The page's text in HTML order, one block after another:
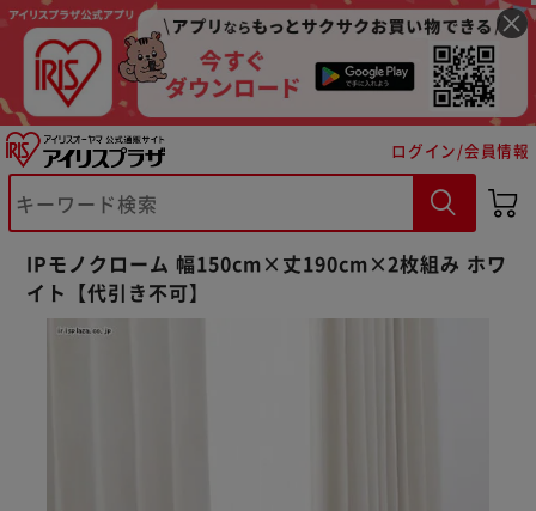
ログイン/会員情報
IPモノクローム 幅150cm×丈190cm×2枚組み ホワ
イト【代引き不可】
※ご確認ください
カートに入れる